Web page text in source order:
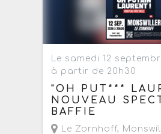
Le samedi 12
à partir de 20h30
"OH PUT***
NOUVEAU
BAFFIE
Le Zornhoff,